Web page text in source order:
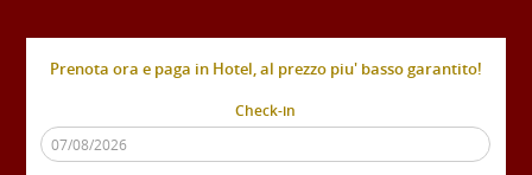
Prenota ora e paga in Hotel, al prezzo piu' basso garantito!
Check-in